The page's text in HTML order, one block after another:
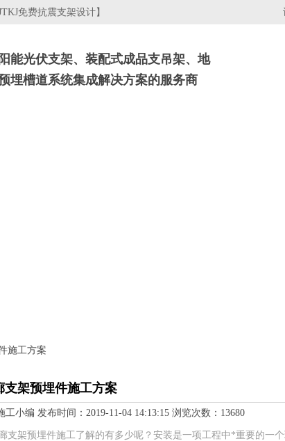
免费抗震支架设计】
能光伏支架、装配式成品支吊架、地
埋槽道系统集成解决方案的服务商
施工方案
支架预埋件施工方案
小编 发布时间：2019-11-04 14:13:15 浏览次数：13680
支架预埋件施工了解的有多少呢？安装是一项工程中*重要的一